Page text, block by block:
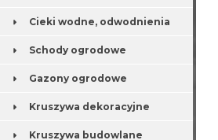
Cieki wodne, odwodnienia
Schody ogrodowe
Gazony ogrodowe
Kruszywa dekoracyjne
Kruszywa budowlane